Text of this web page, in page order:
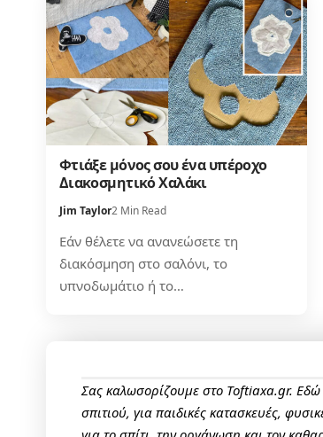
Φτιάξε μόνος σου ένα υπέροχο
Διακοσμητικό Χαλάκι
Jim Taylor2 Min Read
Εάν θέλετε να ανανεώσετε τη
διακόσμηση στο σαλόνι, τo
υπνοδωμάτιο ή το…
Σας καλωσορίζουμε στο Toftiaxa.gr. Εδώ
σπιτιού, για παιδικές κατασκευές,